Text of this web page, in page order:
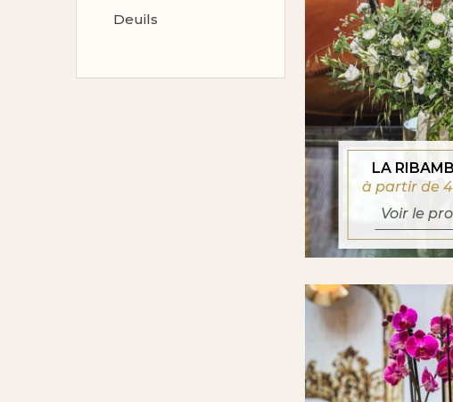
Deuils
LA
à partir de
Voir le